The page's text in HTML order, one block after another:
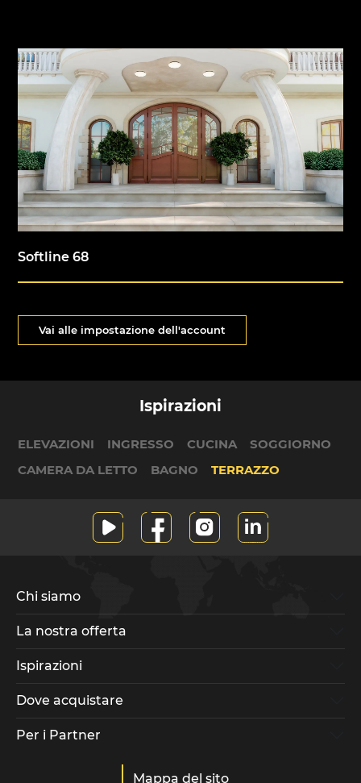
Softline 68
Vai alle impostazione dell'account
Ispirazioni
ELEVAZIONI INGRESSO CUCINA
SOGGIORNO
CAMERA DA LETTO
BAGNO TERRAZZO
Chi siamo
La nostra offerta
Ispirazioni
Dove acquistare
Per i Partner
Mappa del sito